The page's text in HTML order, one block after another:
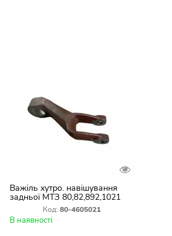
Важіль хутро. навішування
задньої МТЗ 80,82,892,1021
(лівий) посилений
Код: 80-4605021
В наявності